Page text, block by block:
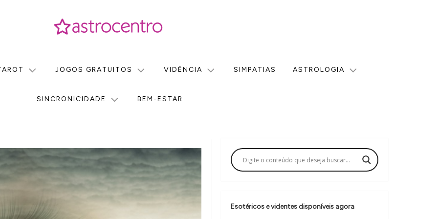
JOGOS GRATUITOS VIDÊNCIA SIMPATIAS ASTROLOGIA
SINCRONICIDADE BEM-ESTAR
Esotéricos e videntes disponíveis agora